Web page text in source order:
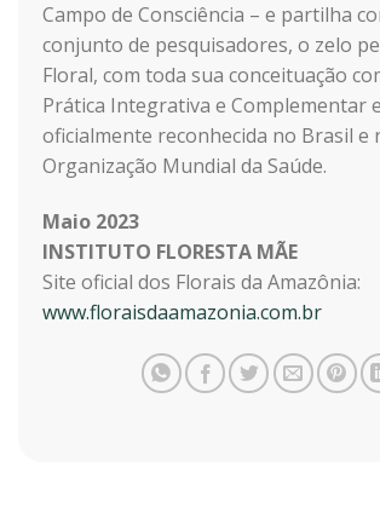
Campo de Consciência – e partilha
conjunto de pesquisadores, o zelo
Floral, com toda sua conceituação
Prática Integrativa e Complementar
oficialmente reconhecida no Brasil e
Organização Mundial da Saúde.
Maio 2023
INSTITUTO FLORESTA MÃE
Site oficial dos Florais da Amazônia:
www.floraisdaamazonia.com.br